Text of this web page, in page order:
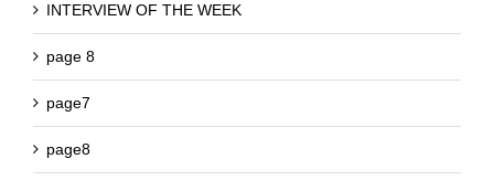
INTERVIEW OF THE WEEK
page 8
page7
page8